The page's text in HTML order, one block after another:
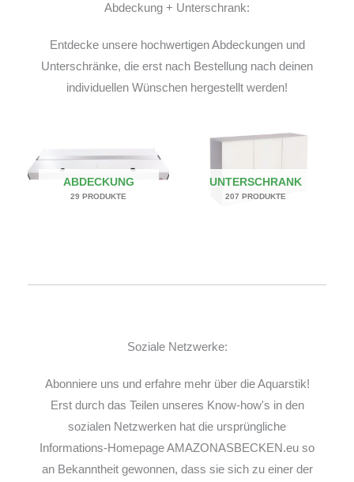
Abdeckung + Unterschrank:
Entdecke unsere hochwertigen Abdeckungen und
Unterschränke, die erst nach Bestellung nach deinen
individuellen Wünschen hergestellt werden!
ABDECKUNG
29 PRODUKTE
UNTERSCHRANK
207 PRODUKTE
Soziale Netzwerke:
Abonniere uns und erfahre mehr über die Aquarstik!
Erst durch das Teilen unseres Know-how's in den
sozialen Netzwerken hat die ursprüngliche
Informations-Homepage AMAZONASBECKEN.eu so
an Bekanntheit gewonnen, dass sie sich zu einer der